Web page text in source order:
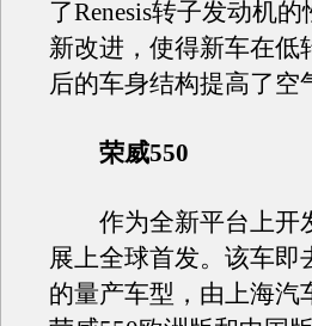
了Renesis转子发动机
新改进，使得新车在低
后的车身结构提高了
荣威550
作为全新平台上开
展上全球首发。该车
的量产车型，由上海汽